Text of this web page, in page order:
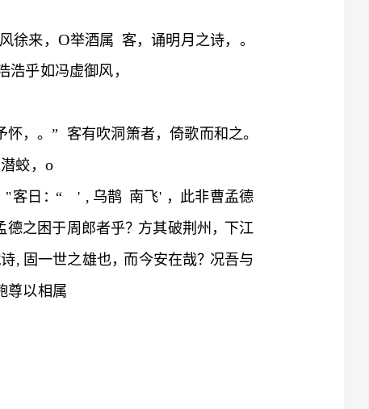
补写出下列句子中的空缺部分。